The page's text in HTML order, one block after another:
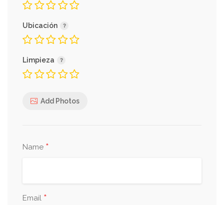
Ubicación
Limpieza
Add Photos
Name *
Email *